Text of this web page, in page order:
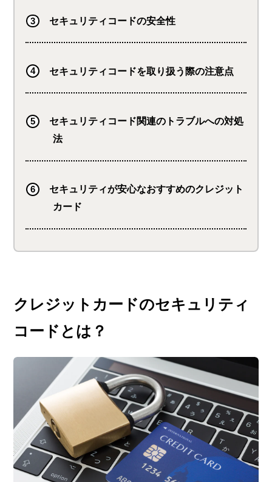
セキュリティコードの安全性
セキュリティコードを取り扱う際の注意点
セキュリティコード関連のトラブルへの対処
法
セキュリティが安心なおすすめのクレジット
カード
クレジットカードのセキュリティ
コードとは？